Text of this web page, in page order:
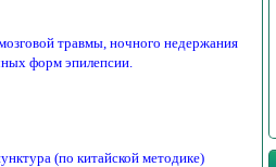
травмы, ночного недержания
форм эпилепсии.
(по китайской методике)